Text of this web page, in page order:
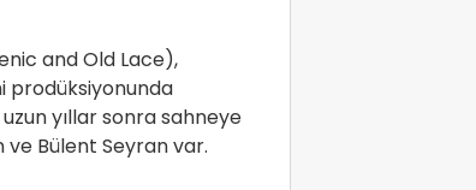
and Old Lace),
prodüksiyonunda
yıllar sonra sahneye
ve Bülent Seyran var.